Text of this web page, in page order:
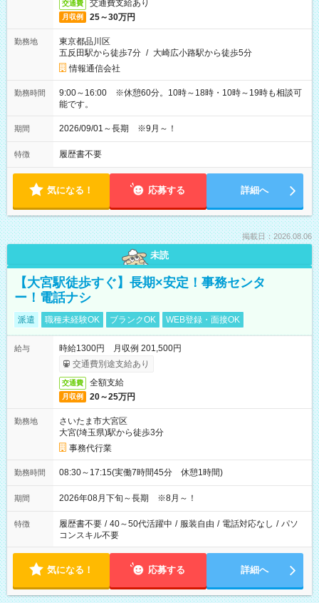
交通費 交通費支給あり
月収例 25～30万円
勤務地
東京都品川区
五反田駅から徒歩7分 / 大崎広小路駅から徒歩5分
情報通信会社
勤務時間
9:00～16:00 ※休憩60分。10時～18時・10時～19時も相談可
能です。
期間 2026/09/01～長期 ※9月～！
特徴 履歴書不要
気になる！ 応募する 詳細へ
掲載日：2026.08.06
未読
【大宮駅徒歩すぐ】長期×安定！事務センタ
ー！電話ナシ
派遣 職種未経験OK ブランクOK WEB登録・面接OK
給与
時給1300円 月収例 201,500円
交通費別途支給あり
交通費 全額支給
月収例 20～25万円
勤務地
さいたま市大宮区
大宮(埼玉県)駅から徒歩3分
事務代行業
勤務時間 08:30～17:15(実働7時間45分 休憩1時間)
期間 2026年08月下旬～長期 ※8月～！
特徴 履歴書不要 / 40～50代活躍中 / 服装自由 / 電話対応なし / パソ
コンスキル不要
気になる！ 応募する 詳細へ